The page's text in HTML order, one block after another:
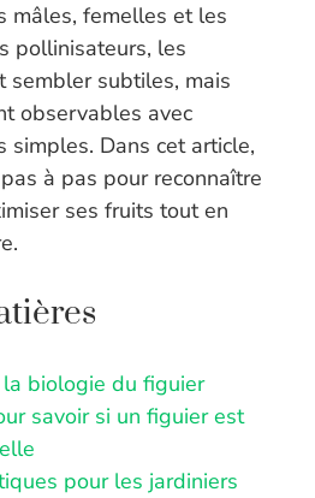
mâles, femelles et les
pollinisateurs, les
sembler subtiles, mais
observables avec
simples. Dans cet article,
à pas pour reconnaître
ses fruits tout en
biologie du figuier
savoir si un figuier est
pour les jardiniers